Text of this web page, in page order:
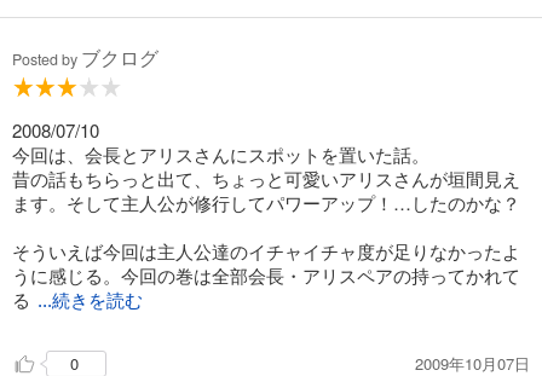
亮士は視線恐怖症を少しでも改善しようと努力し、大神さんは
そんな亮士にご褒美をあげようと思うくらいには二人の距離は
あとこれで御伽銀行のメンバーで個別のエピソードが無いのは
魔女さんか・・・。でもこの人のエピソードは思いつかないな
ぁ；；
Posted by ブクログ
2008/07/10
今回は、会長とアリスさんにスポットを置いた話。
昔の話もちらっと出て、ちょっと可愛いアリスさんが垣間見え
ます。そして主人公が修行してパワーアップ！…したのかな？
そういえば今回は主人公達のイチャイチャ度が足りなかったよ
うに感じる。今回の巻は全部会長・アリスペアの持ってかれて
る ...続きを読む
0 2009年10月07日